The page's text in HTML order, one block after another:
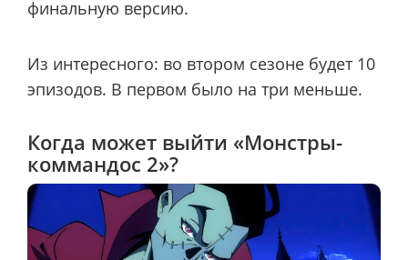
финальную версию.
Из интересного: во втором сезоне будет 10
эпизодов. В первом было на три меньше.
Когда может выйти «Монстры-
коммандос 2»?